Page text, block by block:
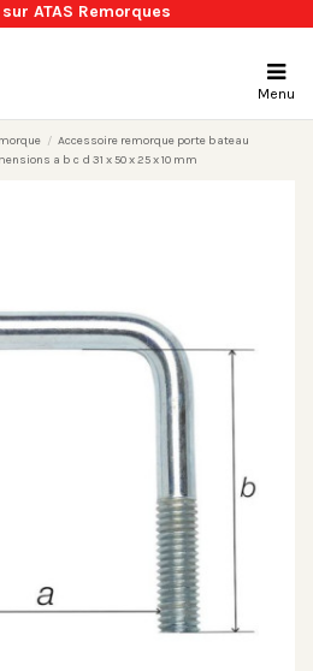
ATAS Remorques
Menu
Accessoire remorque porte bateau
a b c d 31 x 50 x 25 x 10 mm